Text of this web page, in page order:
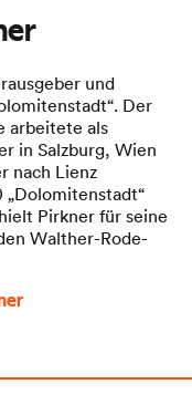
und
Der
arbeitete als
in Salzburg, Wien
nach Lienz
„Dolomitenstadt“
Pirkner für seine
Walther-Rode-